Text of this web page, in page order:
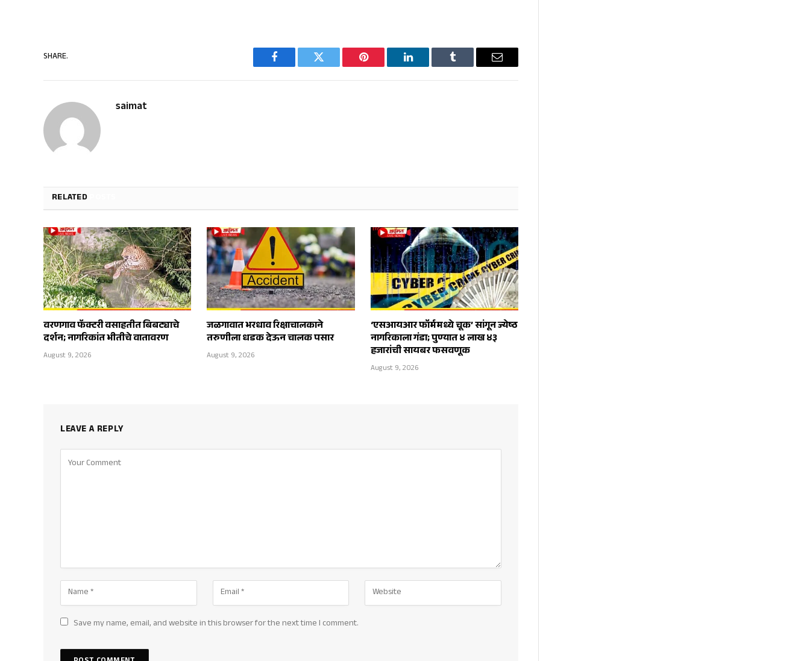
SHARE.
Facebook Twitter Pinterest LinkedIn Tumblr Email
saimat
RELATED
वरणगाव फॅक्टरी वसाहतीत बिबट्याचे
दर्शन; नागरिकांत भीतीचे वातावरण
August 9, 2026
जळगावात भरधाव रिक्षाचालकाने
तरुणीला धडक देऊन चालक पसार
August 9, 2026
‘एसआयआर फॉर्ममध्ये चूक’ सांगून ज्येष्ठ
नागरिकाला गंडा; पुण्यात ४ लाख ४३
हजारांची सायबर फसवणूक
August 9, 2026
LEAVE A REPLY
Save my name, email, and website in this browser for the next time I comment.